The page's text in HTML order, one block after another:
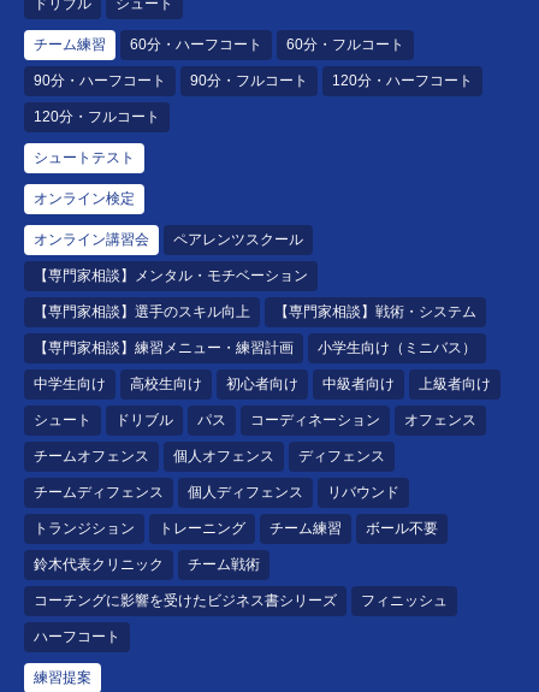
ドリブル シュート
チーム練習 60分・ハーフコート 60分・フルコート
90分・ハーフコート 90分・フルコート 120分・ハーフコート
120分・フルコート
シュートテスト
オンライン検定
オンライン講習会 ペアレンツスクール
【専門家相談】メンタル・モチベーション
【専門家相談】選手のスキル向上 【専門家相談】戦術・システム
【専門家相談】練習メニュー・練習計画 小学生向け（ミニバス）
中学生向け 高校生向け 初心者向け 中級者向け 上級者向け
シュート ドリブル パス コーディネーション オフェンス
チームオフェンス 個人オフェンス ディフェンス
チームディフェンス 個人ディフェンス リバウンド
トランジション トレーニング チーム練習 ボール不要
鈴木代表クリニック チーム戦術
コーチングに影響を受けたビジネス書シリーズ フィニッシュ
ハーフコート
練習提案